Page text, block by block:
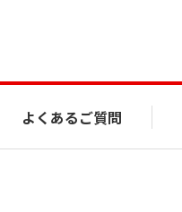
よくあるご質問